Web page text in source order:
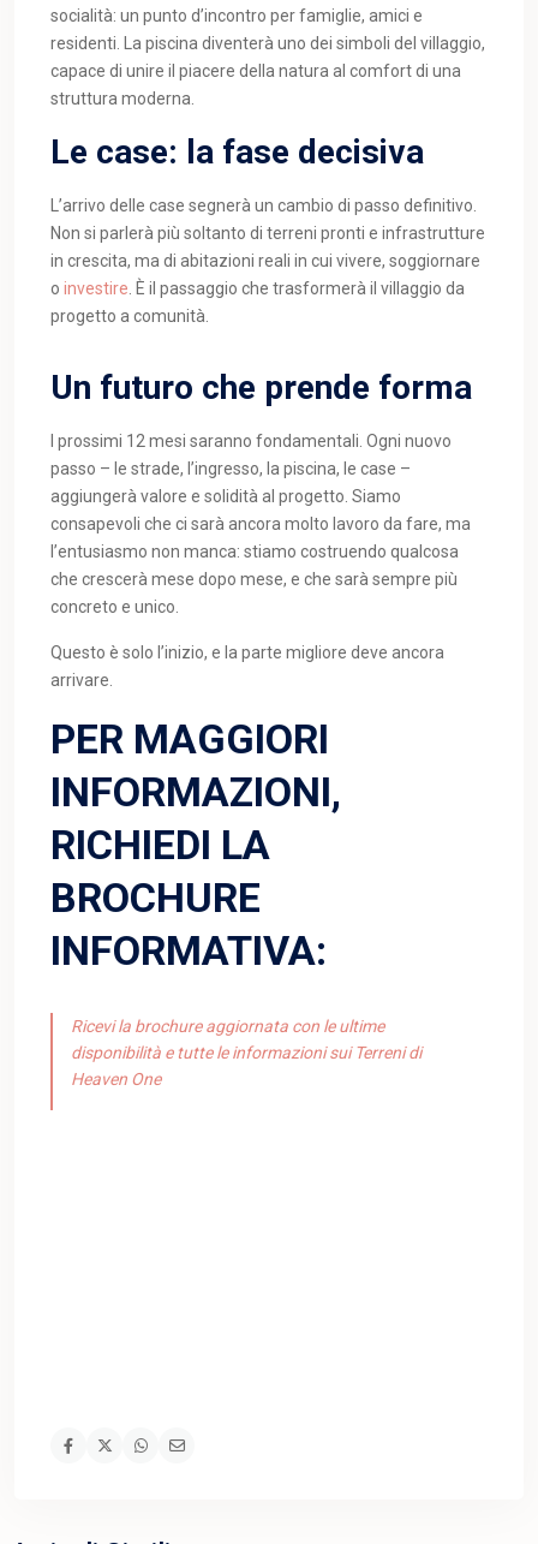
socialità: un punto d’incontro per famiglie, amici e
residenti. La piscina diventerà uno dei simboli del villaggio,
capace di unire il piacere della natura al comfort di una
struttura moderna.
Le case: la fase decisiva
L’arrivo delle case segnerà un cambio di passo definitivo.
Non si parlerà più soltanto di terreni pronti e infrastrutture
in crescita, ma di abitazioni reali in cui vivere, soggiornare
o investire . È il passaggio che trasformerà il villaggio da
progetto a comunità.
Un futuro che prende forma
I prossimi 12 mesi saranno fondamentali. Ogni nuovo
passo – le strade, l’ingresso, la piscina, le case –
aggiungerà valore e solidità al progetto. Siamo
consapevoli che ci sarà ancora molto lavoro da fare, ma
l’entusiasmo non manca: stiamo costruendo qualcosa
che crescerà mese dopo mese, e che sarà sempre più
concreto e unico.
Questo è solo l’inizio, e la parte migliore deve ancora
arrivare.
PER MAGGIORI
INFORMAZIONI,
RICHIEDI LA
BROCHURE
INFORMATIVA:
Ricevi la brochure aggiornata con le ultime
disponibilità e tutte le informazioni sui Terreni di
Heaven One